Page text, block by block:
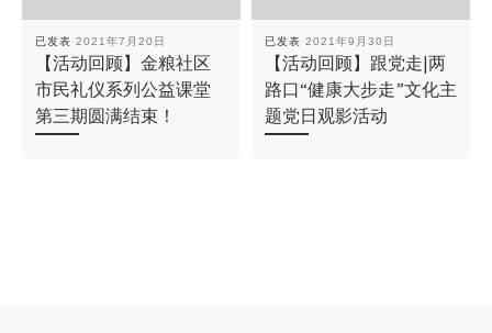
已发表 2021年7月20日
【活动回顾】金粮社区
市民礼仪系列公益课堂
第三期圆满结束！
已发表 2021年9月30日
【活动回顾】跟党走|两
路口“健康大步走”文化主
题党日观影活动